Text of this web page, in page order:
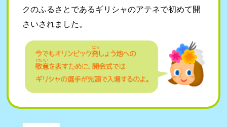
クのふるさとであるギリシャのアテネで初めて開
さいされました。